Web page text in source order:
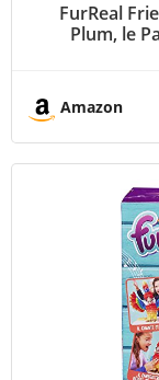
FurReal
Plum, le
Amazon